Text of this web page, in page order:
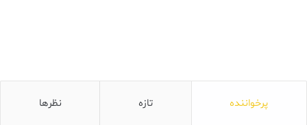
پرخواننده تازه نظرها